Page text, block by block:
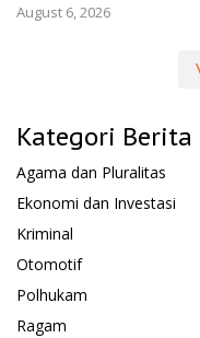
August 6, 2026
Kategori Berita
Agama dan Pluralitas
Ekonomi dan Investasi
Kriminal
Otomotif
Polhukam
Ragam